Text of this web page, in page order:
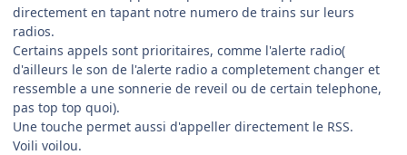
directement en tapant notre numero de trains sur leurs
radios.
Certains appels sont prioritaires, comme l'alerte radio(
d'ailleurs le son de l'alerte radio a completement changer et
ressemble a une sonnerie de reveil ou de certain telephone,
pas top top quoi).
Une touche permet aussi d'appeller directement le RSS.
Voili voilou.